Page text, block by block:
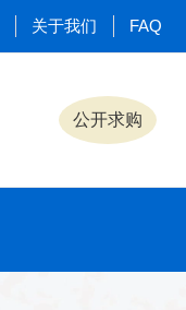
关于我们 FAQ
公开求购